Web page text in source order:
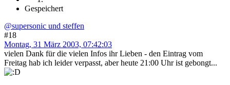
Gespeichert
@supersonic und steffen
#18
Montag, 31 März 2003, 07:42:03
vielen Dank für die vielen Infos ihr Lieben - den Eintrag vom
Freitag hab ich leider verpasst, aber heute 21:00 Uhr ist gebongt...